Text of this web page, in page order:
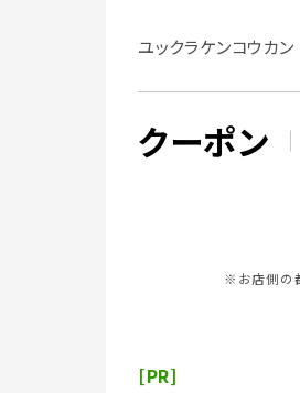
ユックラケンコウカン
クーポン
※お店側の
[PR]